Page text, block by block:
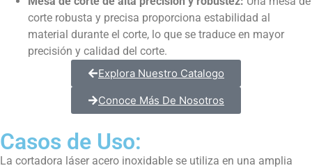
corte robusta y precisa proporciona estabilidad al
material durante el corte, lo que se traduce en mayor
precisión y calidad del corte.
Explora Nuestro Catalogo
Conoce Más De Nosotros
Casos de Uso:
La cortadora láser acero inoxidable se utiliza en una amplia